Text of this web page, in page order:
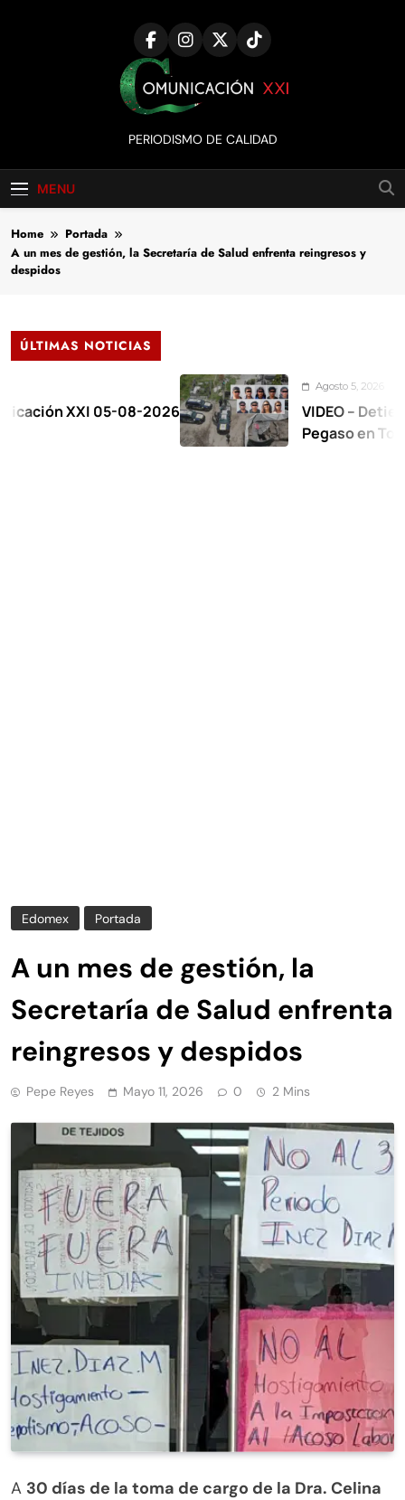
Comunicación
XXI
PERIODISMO DE CALIDAD
MENU
Home
Portada
A un mes de gestión, la Secretaría de Salud enfrenta reingresos y
despidos
ÚLTIMAS NOTICIAS
XXI 05-08-2026
Agosto 5, 2026
VIDEO – Detienen a
Pegaso en Toluca
Edomex Portada
A un mes de gestión, la
Secretaría de Salud enfrenta
reingresos y despidos
Pepe Reyes Mayo 11, 2026 0 2 Mins
A 30 días de la toma de cargo de la Dra. Celina